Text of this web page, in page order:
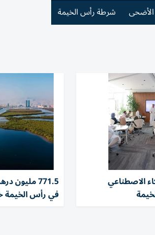
شرطة رأس الخيمة
الاصطناعي 771.5
في رأس الخيمة خلال